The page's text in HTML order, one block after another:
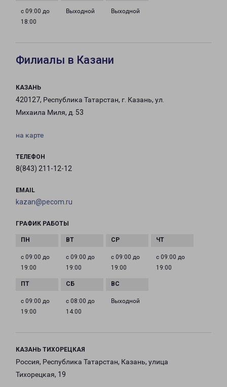
с 09:00 до
18:00
Выходной Выходной
Филиалы в Казани
КАЗАНЬ
420127, Республика Татарстан, г. Казань, ул.
Михаила Миля, д. 53
на карте
ТЕЛЕФОН
8(843) 211-12-12
EMAIL
kazan@pecom.ru
ГРАФИК РАБОТЫ
с 09:00 до
19:00
с 09:00 до
19:00
с 09:00 до
19:00
с 09:00 до
19:00
с 09:00 до
19:00
с 08:00 до
14:00
Выходной
КАЗАНЬ ТИХОРЕЦКАЯ
Россия, Республика Татарстан, Казань, улица
Тихорецкая, 19